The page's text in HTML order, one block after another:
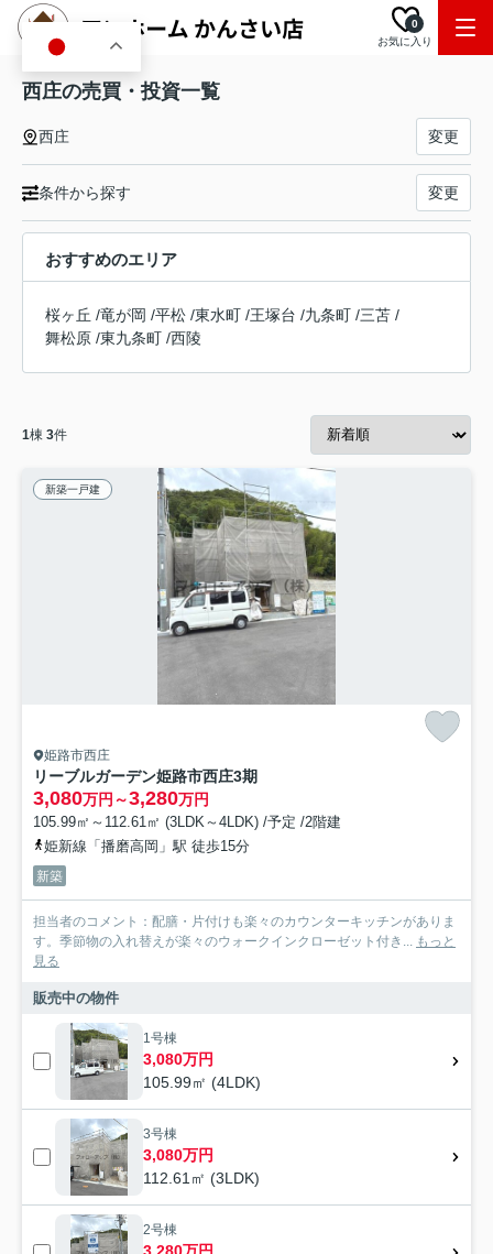
お気に入り
0
西庄の売買・投資一覧
西庄 変更
条件から探す 変更
おすすめのエリア
桜ヶ丘 /竜が岡 /平松 /東水町 /王塚台 /九条町 /三苫 /
舞松原 /東九条町 /西陵
1棟 3件
新築一戸建
姫路市西庄
リーブルガーデン姫路市西庄3期
3,080万円～3,280万円
105.99㎡～112.61㎡ (3LDK～4LDK) /予定 /2階建
姫新線「播磨高岡」駅 徒歩15分
新築
担当者のコメント：配膳・片付けも楽々のカウンターキッチンがありま
す。季節物の入れ替えが楽々のウォークインクローゼット付き... もっと
見る
販売中の物件
1号棟
3,080万円
105.99㎡ (4LDK)
3号棟
3,080万円
112.61㎡ (3LDK)
2号棟